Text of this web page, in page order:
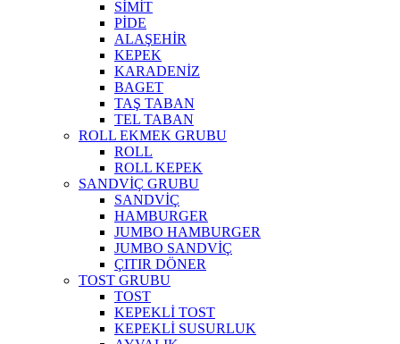
SİMİT
PİDE
ALAŞEHİR
KEPEK
KARADENİZ
BAGET
TAŞ TABAN
TEL TABAN
ROLL EKMEK GRUBU
ROLL
ROLL KEPEK
SANDVİÇ GRUBU
SANDVİÇ
HAMBURGER
JUMBO HAMBURGER
JUMBO SANDVİÇ
ÇITIR DÖNER
TOST GRUBU
TOST
KEPEKLİ TOST
KEPEKLİ SUSURLUK